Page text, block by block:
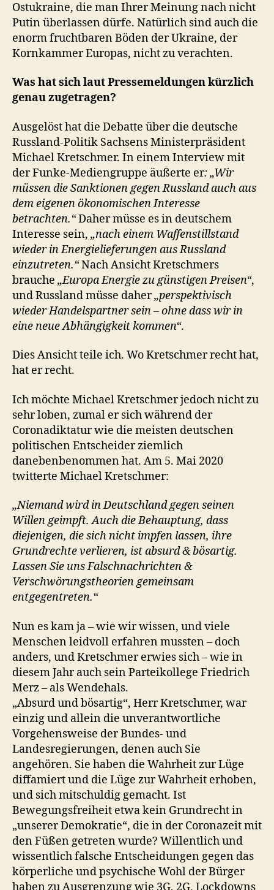
Ostukraine, die man Ihrer Meinung nach nicht
Putin überlassen dürfe. Natürlich sind auch die
enorm fruchtbaren Böden der Ukraine, der
Kornkammer Europas, nicht zu verachten.
Was hat sich laut Pressemeldungen kürzlich
genau zugetragen?
Ausgelöst hat die Debatte über die deutsche
Russland-Politik Sachsens Ministerpräsident
Michael Kretschmer. In einem Interview mit
der Funke-Mediengruppe äußerte er: „Wir
müssen die Sanktionen gegen Russland auch aus
dem eigenen ökonomischen Interesse
betrachten.“Daher müsse es in deutschem
Interesse sein, „nach einem Waffenstillstand
wieder in Energielieferungen aus Russland
einzutreten.“Nach Ansicht Kretschmers
brauche „Europa Energie zu günstigen Preisen“,
und Russland müsse daher„perspektivisch
wieder Handelspartner sein – ohne dass wir in
eine neue Abhängigkeit kommen“.
Dies Ansicht teile ich. Wo Kretschmer recht hat,
hat er recht.
Ich möchte Michael Kretschmer jedoch nicht zu
sehr loben, zumal er sich während der
Coronadiktatur wie die meisten deutschen
politischen Entscheider ziemlich
danebenbenommen hat. Am 5. Mai 2020
twitterte Michael Kretschmer:
„Niemand wird in Deutschland gegen seinen
Willen geimpft. Auch die Behauptung, dass
diejenigen, die sich nicht impfen lassen, ihre
Grundrechte verlieren, ist absurd & bösartig.
Lassen Sie uns Falschnachrichten &
Verschwörungstheorien gemeinsam
entgegentreten.“
Nun es kam ja – wie wir wissen, und viele
Menschen leidvoll erfahren mussten – doch
anders, und Kretschmer erwies sich – wie in
diesem Jahr auch sein Parteikollege Friedrich
Merz – als Wendehals.
„Absurd und bösartig“, Herr Kretschmer, war
einzig und allein die unverantwortliche
Vorgehensweise der Bundes- und
Landesregierungen, denen auch Sie
angehören. Sie haben die Wahrheit zur Lüge
diffamiert und die Lüge zur Wahrheit erhoben,
und sich mitschuldig gemacht. Ist
Bewegungsfreiheit etwa kein Grundrecht in
„unserer Demokratie“, die in der Coronazeit mit
den Füßen getreten wurde? Willentlich und
wissentlich falsche Entscheidungen gegen das
körperliche und psychische Wohl der Bürger
haben zu Ausgrenzung wie 3G, 2G, Lockdowns